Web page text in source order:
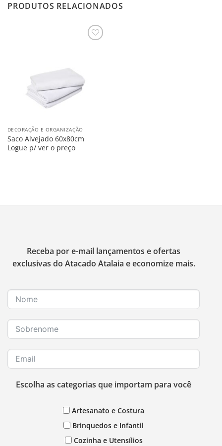
PRODUTOS RELACIONADOS
DECORAÇÃO E ORGANIZAÇÃO
Saco Alvejado 60x80cm
Logue p/ ver o preço
Receba por e-mail lançamentos e ofertas
exclusivas do Atacado Atalaia e economize mais.
Escolha as categorias que importam para você
Artesanato e Costura
Brinquedos e Infantil
Cozinha e Utensílios